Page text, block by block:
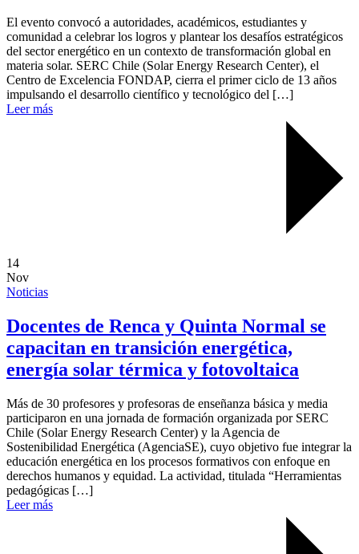
El evento convocó a autoridades, académicos, estudiantes y
comunidad a celebrar los logros y plantear los desafíos estratégicos
del sector energético en un contexto de transformación global en
materia solar. SERC Chile (Solar Energy Research Center), el
Centro de Excelencia FONDAP, cierra el primer ciclo de 13 años
impulsando el desarrollo científico y tecnológico del […]
Leer más
14
Nov
Noticias
Docentes de Renca y Quinta Normal se
capacitan en transición energética,
energía solar térmica y fotovoltaica
Más de 30 profesores y profesoras de enseñanza básica y media
participaron en una jornada de formación organizada por SERC
Chile (Solar Energy Research Center) y la Agencia de
Sostenibilidad Energética (AgenciaSE), cuyo objetivo fue integrar la
educación energética en los procesos formativos con enfoque en
derechos humanos y equidad. La actividad, titulada “Herramientas
pedagógicas […]
Leer más